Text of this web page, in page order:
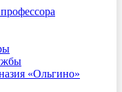
«Ольгино»